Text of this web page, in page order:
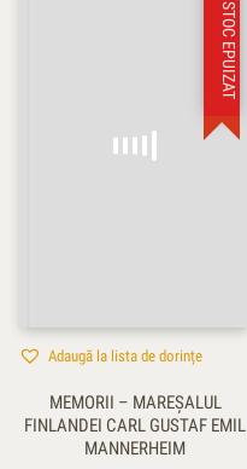
STOC EPUIZAT
Adaugă la lista de dorințe
MEMORII – MAREŞALUL
FINLANDEI CARL GUSTAF EMIL
MANNERHEIM